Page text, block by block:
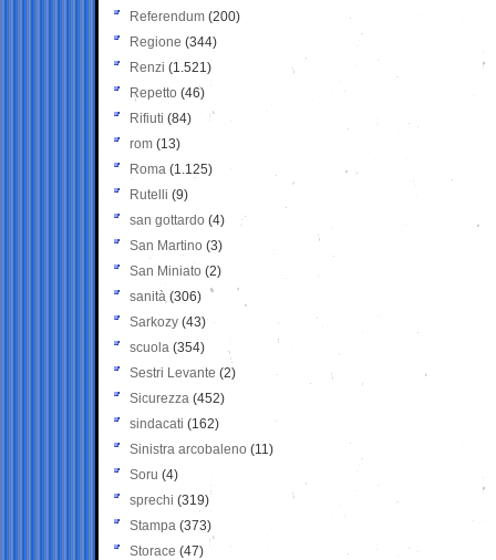
Referendum (200)
Regione (344)
Renzi (1.521)
Repetto (46)
Rifiuti (84)
rom (13)
Roma (1.125)
Rutelli (9)
san gottardo (4)
San Martino (3)
San Miniato (2)
sanità (306)
Sarkozy (43)
scuola (354)
Sestri Levante (2)
Sicurezza (452)
sindacati (162)
Sinistra arcobaleno (11)
Soru (4)
sprechi (319)
Stampa (373)
Storace (47)